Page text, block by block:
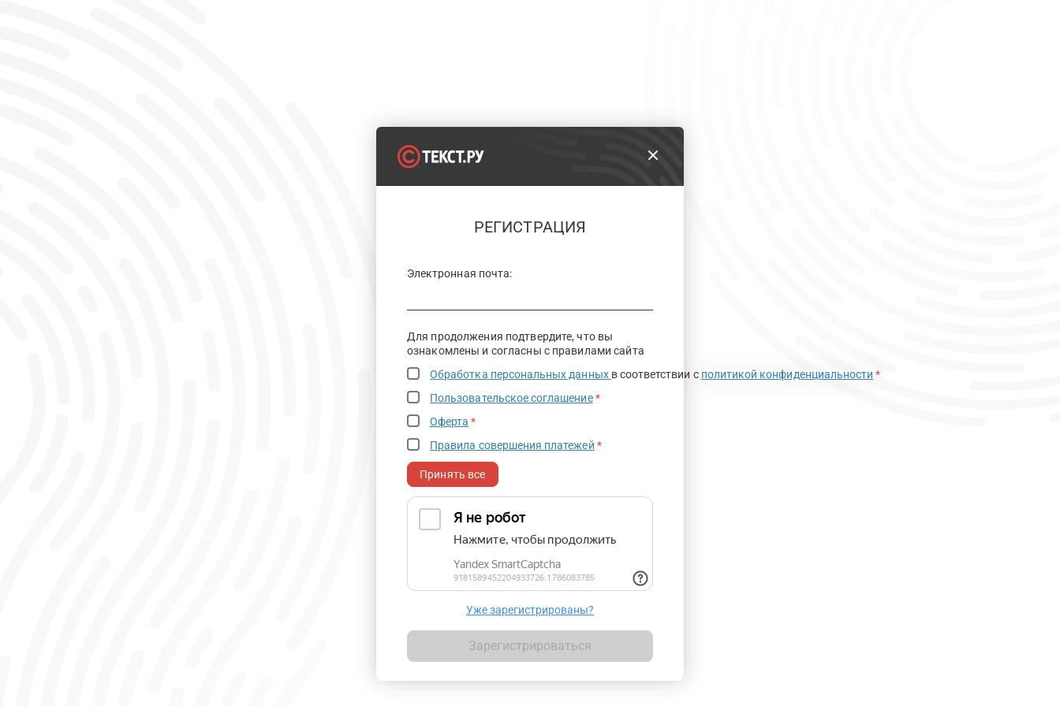
РЕГИСТРАЦИЯ
Электронная почта:
Для продолжения подтвердите, что вы
ознакомлены и согласны с правилами сайта
Обработка персональных данных в соответствии с политикой конфиденциальности *
Пользовательское соглашение *
Оферта *
Правила совершения платежей *
Принять все
Уже зарегистрированы?
Зарегистрироваться